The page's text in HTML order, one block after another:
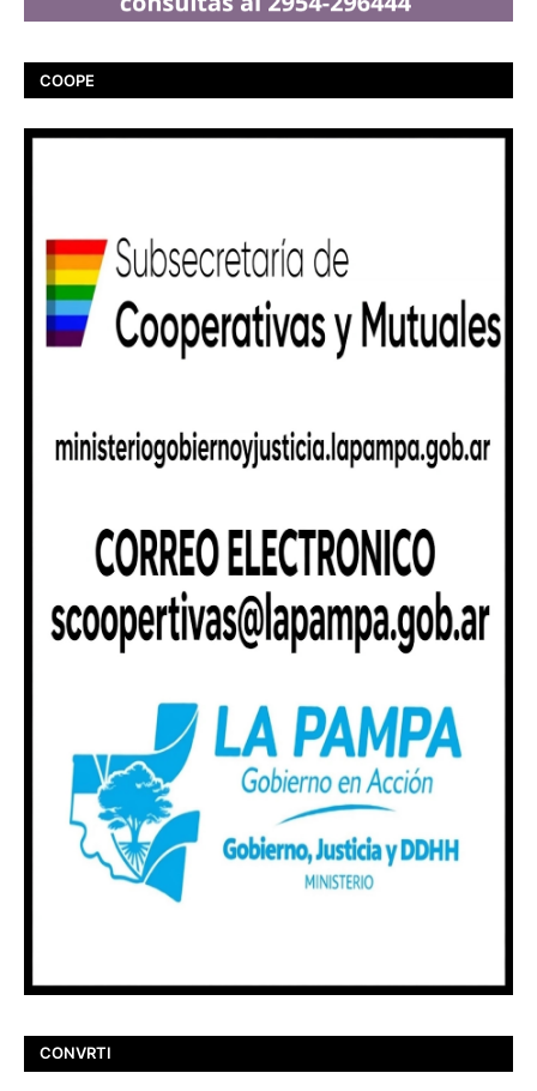
COOPE
CONVRTI